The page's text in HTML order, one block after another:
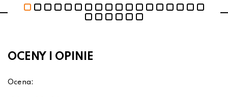
OCENY I OPINIE
Ocena: